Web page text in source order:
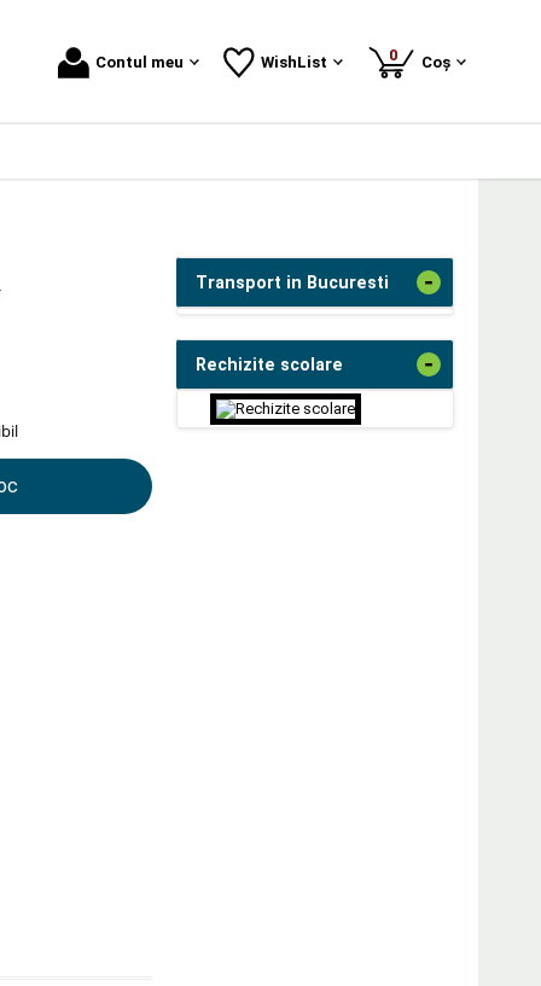
Contul meu WishList 0produse
Coș
Transport in Bucuresti -
Rechizite scolare -